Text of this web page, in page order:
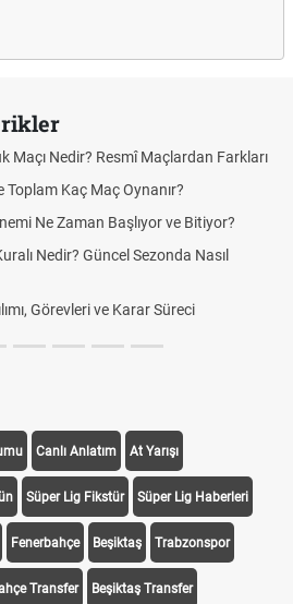
Maçı Nedir? Resmî Maçlardan Farkları
Kaç Maç Oynanır?
Ne Zaman Başlıyor ve Bitiyor?
Nedir? Güncel Sezonda Nasıl
Görevleri ve Karar Süreci
Canlı Anlatım At Yarışı
Süper Lig Fikstür Süper Lig Haberleri
Fenerbahçe Beşiktaş Trabzonspor
Transfer Beşiktaş Transfer